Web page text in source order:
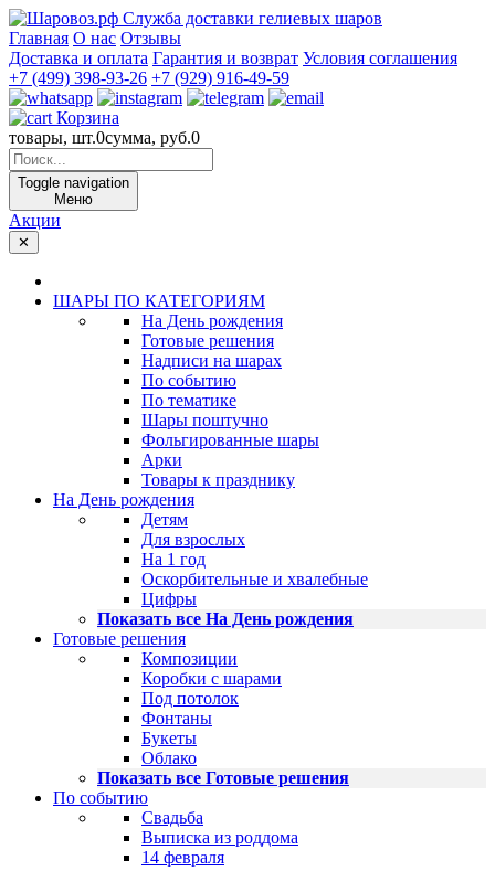
Служба доставки гелиевых шаров
Главная О нас Отзывы
Доставка и оплата Гарантия и возврат Условия соглашения
+7 (499) 398-93-26 +7 (929) 916-49-59
Корзина
товары, шт.0сумма, руб.0
Toggle navigation
Меню
Акции
✕
ШАРЫ ПО КАТЕГОРИЯМ
На День рождения
Готовые решения
Надписи на шарах
По событию
По тематике
Шары поштучно
Фольгированные шары
Арки
Товары к празднику
На День рождения
Детям
Для взрослых
На 1 год
Оскорбительные и хвалебные
Цифры
Показать все На День рождения
Готовые решения
Композиции
Коробки с шарами
Под потолок
Фонтаны
Букеты
Облако
Показать все Готовые решения
По событию
Свадьба
Выписка из роддома
14 февраля